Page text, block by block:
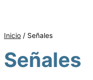
Inicio / Señales
Señales